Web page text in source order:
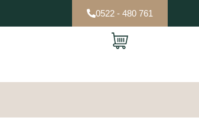
0522 - 480 761